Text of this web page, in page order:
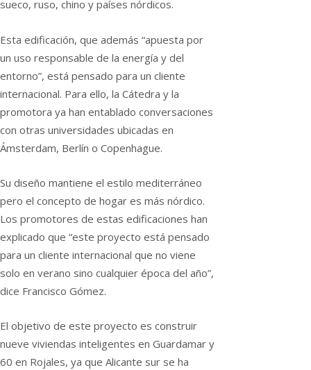
sueco, ruso, chino y países nórdicos.
Esta edificación, que además “apuesta por
un uso responsable de la energía y del
entorno”, está pensado para un cliente
internacional. Para ello, la Cátedra y la
promotora ya han entablado conversaciones
con otras universidades ubicadas en
Ámsterdam, Berlín o Copenhague.
Su diseño mantiene el estilo mediterráneo
pero el concepto de hogar es más nórdico.
Los promotores de estas edificaciones han
explicado que “este proyecto está pensado
para un cliente internacional que no viene
solo en verano sino cualquier época del año”,
dice Francisco Gómez.
El objetivo de este proyecto es construir
nueve viviendas inteligentes en Guardamar y
60 en Rojales, ya que Alicante sur se ha